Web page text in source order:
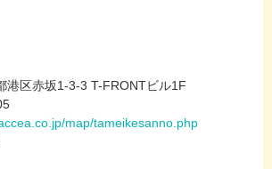
港区赤坂1-3-3 T-FRONTビル1F
map/tameikesanno.php